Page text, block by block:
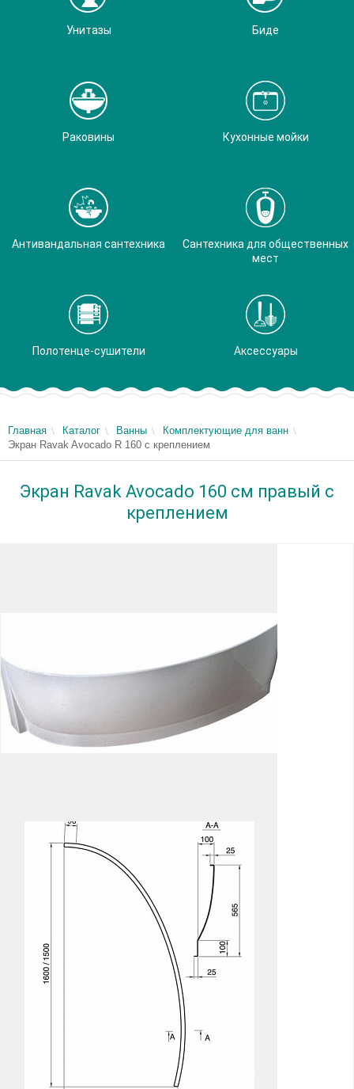
Унитазы Биде
Раковины Кухонные мойки
Антивандальная сантехника
Сантехника для общественных
мест
Полотенце-сушители Аксессуары
Главная Каталог Ванны
Комплектующие для ванн
Экран Ravak Avocado R 160 с креплением
Экран Ravak Avocado 160 см правый с
креплением